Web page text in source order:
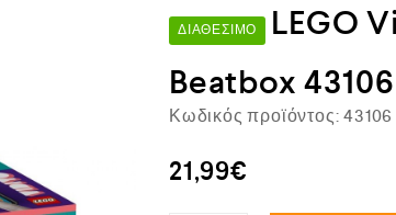
ΔΙΑΘΈΣΙΜΟ
LEGO
Beatbox 43106
Κωδικός προϊόντος: 43106
21,99€